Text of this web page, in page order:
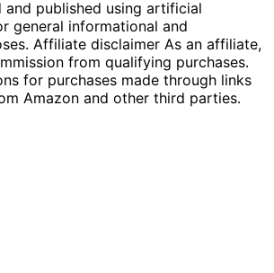
and published using artificial
general informational and
Affiliate disclaimer As an affiliate,
from qualifying purchases.
for purchases made through links
Amazon and other third parties.